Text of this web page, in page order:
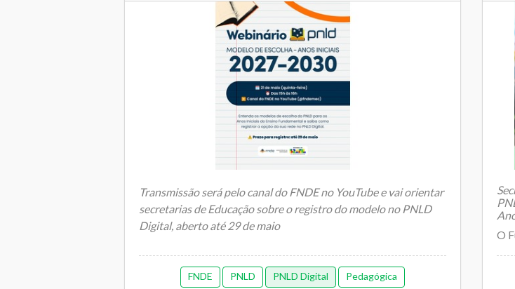
Transmissão será pelo canal do FNDE no YouTube e vai orientar
secretarias de Educação sobre o registro do modelo no PNLD
Digital, aberto até 29 de maio
FNDE PNLD PNLD Digital Pedagógica
O